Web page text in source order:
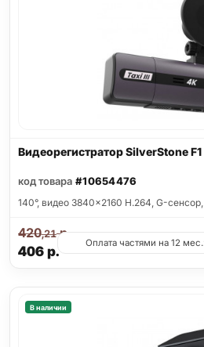
Видеорегистратор SilverStone F1
код товара #10654476
140°, видео 3840x2160 H.264, G-
406р.
420,21р.
Оплата частями на 12
В наличии